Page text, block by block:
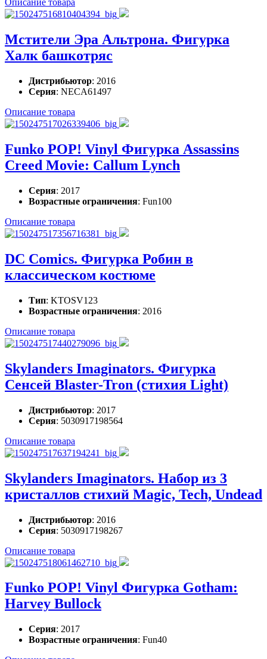
Описание товара
Мстители Эра Альтрона. Фигурка
Халк башкотряс
Дистрибьютор: 2016
Серия: NECA61497
Описание товара
Funko POP! Vinyl Фигурка Assassins
Creed Movie: Callum Lynch
Серия: 2017
Возрастные ограничения: Fun100
Описание товара
DC Comics. Фигурка Робин в
классическом костюме
Тип: KTOSV123
Возрастные ограничения: 2016
Описание товара
Skylanders Imaginators. Фигурка
Сенсей Blaster-Tron (стихия Light)
Дистрибьютор: 2017
Серия: 5030917198564
Описание товара
Skylanders Imaginators. Набор из 3
кристаллов стихий Magic, Tech, Undead
Дистрибьютор: 2016
Серия: 5030917198267
Описание товара
Funko POP! Vinyl Фигурка Gotham:
Harvey Bullock
Серия: 2017
Возрастные ограничения: Fun40